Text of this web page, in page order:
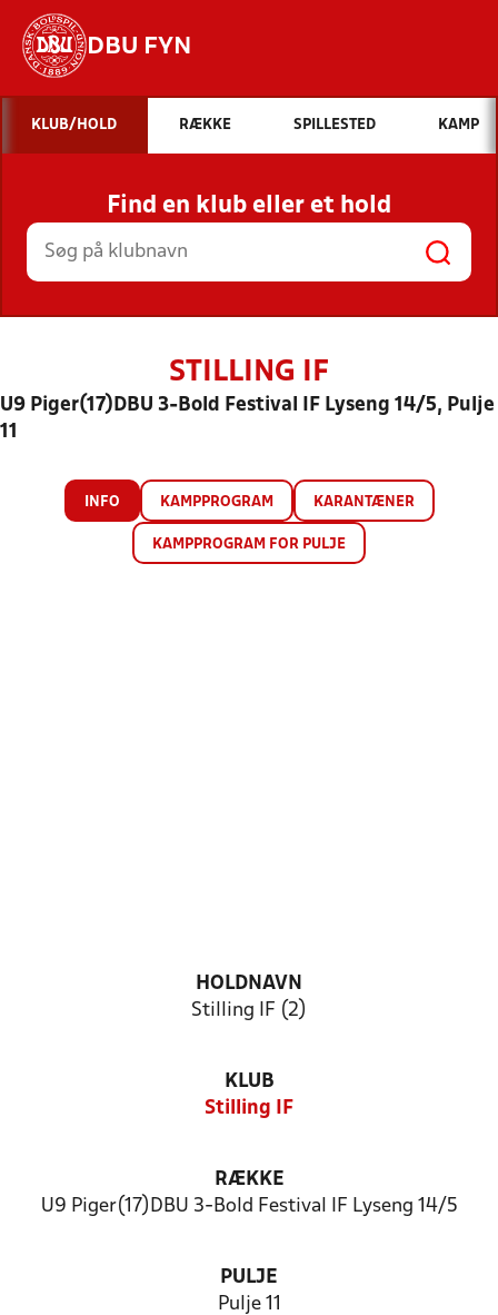
DBU FYN
Hvad vil du søge efter?
INDHOLD OG NYHEDER
STILLINGER, RESULTATER, KLUBBER OG
HOLD
KLUB/HOLD RÆKKE SPILLESTED KAMP
Find en klub eller et hold
STILLING IF
U9 Piger(17)DBU 3-Bold Festival IF Lyseng 14/5, Pulje
11
INFO KAMPPROGRAM KARANTÆNER
KAMPPROGRAM FOR PULJE
HOLDNAVN
Stilling IF (2)
KLUB
Stilling IF
RÆKKE
U9 Piger(17)DBU 3-Bold Festival IF Lyseng 14/5
PULJE
Pulje 11